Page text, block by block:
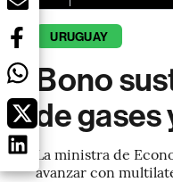
URUGUAY
Bono
de
La ministra de
avanzar con